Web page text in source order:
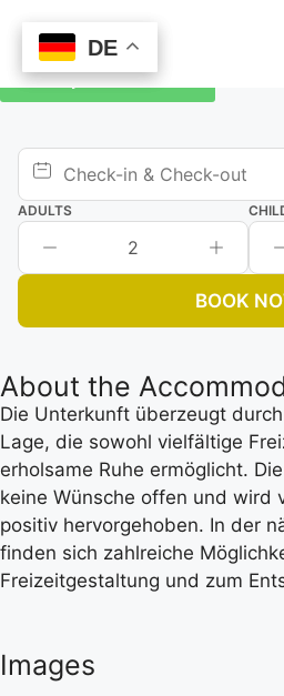
Book your room now
ADULTS
2
BOOK
About the
Die Unterkunft überzeugt
Lage, die sowohl vielfältige
erholsame Ruhe ermöglicht.
keine Wünsche offen und wird
positiv hervorgehoben. In der
finden sich zahlreiche
Freizeitgestaltung und zum
Images
DE
DE